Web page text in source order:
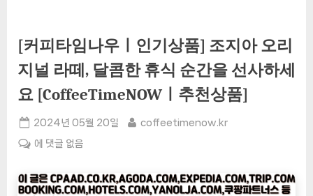
[커피타임나우ㅣ인기상품] 조지아 오리
지널 라떼, 달콤한 휴식 순간을 선사하세
요 [CoffeeTimeNOWㅣ추천상품]
Posted
on
2024년 05월 20일 By
coffeetimenow.kr
[커
타
임
에 댓글 없음